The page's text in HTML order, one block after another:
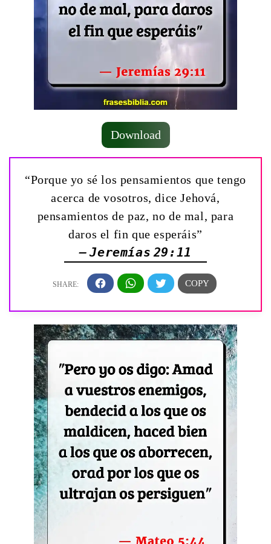
Download
“Porque yo sé los pensamientos que tengo
acerca de vosotros, dice Jehová,
pensamientos de paz, no de mal, para
daros el fin que esperáis”
— Jeremías 29:11